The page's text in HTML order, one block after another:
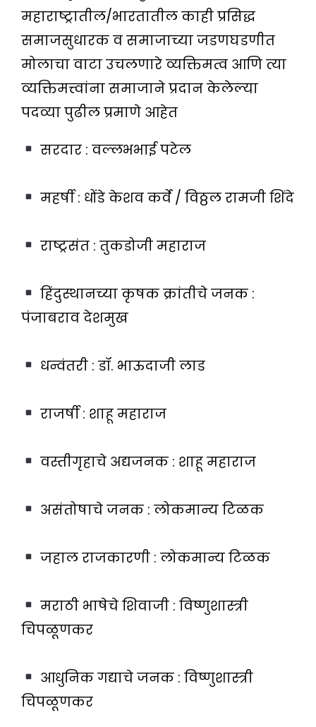
महाराष्ट्रातील/भारतातील काही प्रसिद्ध
समाजसुधारक व समाजाच्या जडणघडणीत
मोलाचा वाटा उचलणारे व्यक्तिमत्व आणि त्या
व्यक्तिमत्त्वांना समाजाने प्रदान केलेल्या
पदव्या पुढील प्रमाणे आहेत
सरदार : वल्लभभाई पटेल
महर्षी : धोंडे केशव कर्वे / विठ्ठल रामजी शिंदे
राष्ट्रसंत : तुकडोजी महाराज
हिंदुस्थानच्या कृषक क्रांतीचे जनक :
पंजाबराव देशमुख
धन्वंतरी : डॉ. भाऊदाजी लाड
राजर्षी : शाहू महाराज
वस्तीगृहाचे अद्यजनक : शाहू महाराज
असंतोषाचे जनक : लोकमान्य टिळक
जहाल राजकारणी : लोकमान्य टिळक
मराठी भाषेचे शिवाजी : विष्णुशास्त्री
चिपळूणकर
आधुनिक गद्याचे जनक : विष्णुशास्त्री
चिपळूणकर